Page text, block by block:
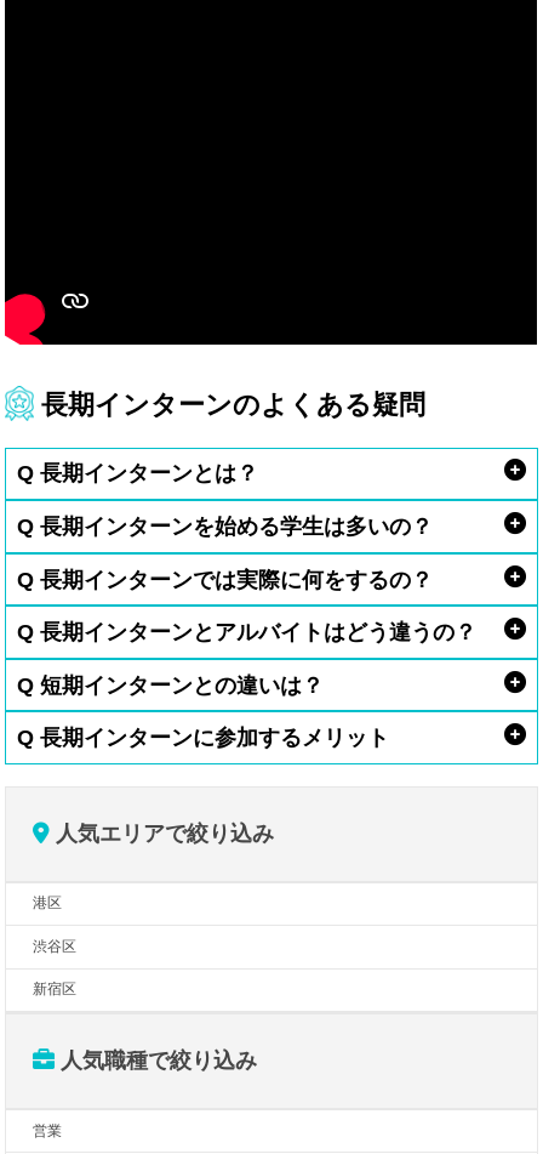
長期インターンのよくある疑問
Q 長期インターンとは？
Q 長期インターンを始める学生は多いの？
Q 長期インターンでは実際に何をするの？
Q 長期インターンとアルバイトはどう違うの？
Q 短期インターンとの違いは？
Q 長期インターンに参加するメリット
人気エリアで絞り込み
港区
渋谷区
新宿区
人気職種で絞り込み
営業